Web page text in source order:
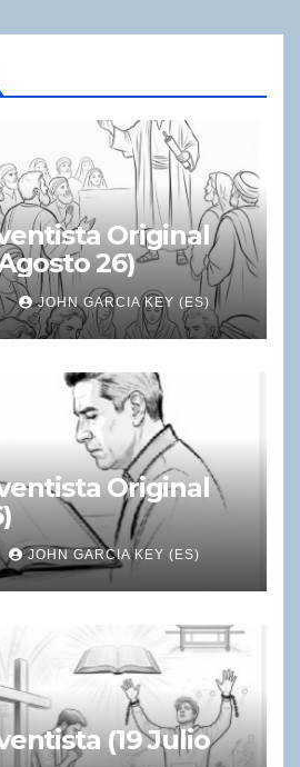
Original
26)
JOHN GARCIA KEY (ES)
Original
JOHN GARCIA KEY (ES)
(19 Julio